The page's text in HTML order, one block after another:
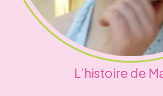
L’histoire de